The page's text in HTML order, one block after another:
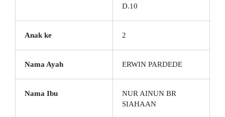
D.10
Anak ke 2
Nama Ayah ERWIN PARDEDE
Nama Ibu
NUR AINUN BR
SIAHAAN